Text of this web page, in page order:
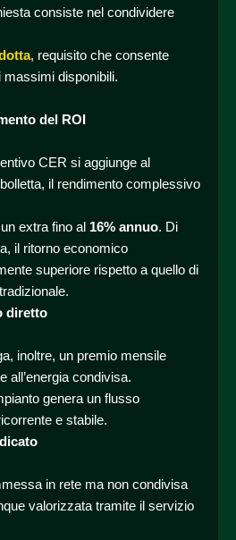
consiste nel condividere
, requisito che consente
massimi disponibili.
del ROI
CER si aggiunge al
il rendimento complessivo
extra fino al 16% annuo. Di
il ritorno economico
superiore rispetto a quello di
diretto
inoltre, un premio mensile
all’energia condivisa.
genera un flusso
e stabile.
in rete ma non condivisa
valorizzata tramite il servizio